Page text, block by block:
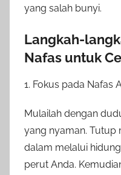
yang salah bunyi.
Langkah-
Nafas untuk
1. Fokus pada Nafas
Mulailah dengan
yang nyaman. Tutup
dalam melalui
perut Anda.